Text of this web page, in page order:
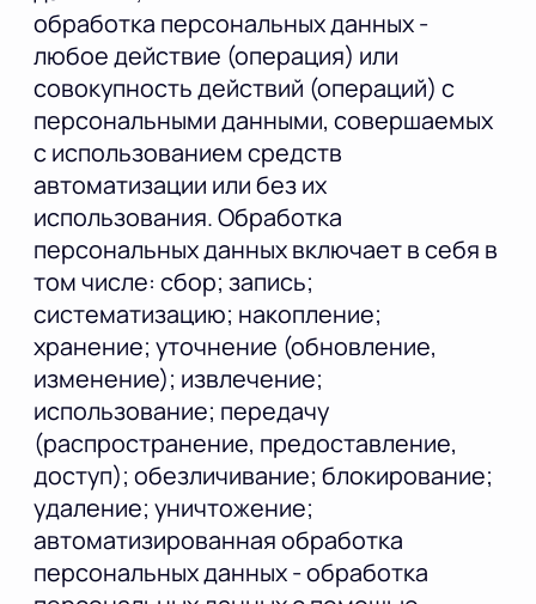
обработка персональных данных -
любое действие (операция) или
совокупность действий (операций) с
персональными данными, совершаемых
с использованием средств
автоматизации или без их
использования. Обработка
персональных данных включает в себя в
том числе: сбор; запись;
систематизацию; накопление;
хранение; уточнение (обновление,
изменение); извлечение;
использование; передачу
(распространение, предоставление,
доступ); обезличивание; блокирование;
удаление; уничтожение;
автоматизированная обработка
персональных данных - обработка